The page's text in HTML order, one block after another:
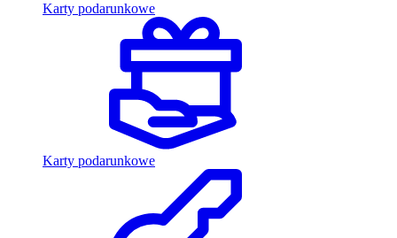
Karty podarunkowe
Karty podarunkowe